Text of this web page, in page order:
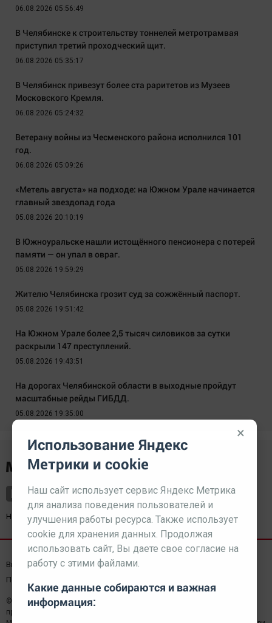
06.08.2026 05:56:49
В Челябинске к строительству тоннелей метротрамвая
приступил третий проходческий щит.
06.08.2026 05:35:17
В Челябинск привезут более ста раритетов из Музеев
Московского Кремля.
06.08.2026 05:24:32
Ветерану войны из Чесменского района исполнился 101
год.
06.08.2026 05:09:26
«Метель августа» на подходе: на Южном Урале начинается
главный звездопад года
05.08.2026 20:10:19
В Южноуральске нашли истощённого пенсионера с потерей
памяти — он упал в овраг.
05.08.2026 19:59:29
Жителю Челябинска грозит суд за сожжённый паспорт.
05.08.2026 19:51:42
На Южном Урале более 2,5 тысяч силовиков за сутки
раскрыли 147 преступлений.
05.08.2026 19:43:51
На дорогах Челябинской области в выходные пройдут
масштабные рейды ГИБДД.
05.08.2026 19:35:00
Наш партнерkurorty-sochi.ru
Выходные данные СМИ Реклама
Пользовательское соглашение
© 2026 МЕДИАЗАВОД — Сайт может содержать контент,
предназначенный для лиц 18+
×
Использование Яндекс
Метрики и cookie
Наш сайт использует сервис Яндекс Метрика
для анализа поведения пользователей и
улучшения работы ресурса. Также использует
cookie для хранения данных. Продолжая
использовать сайт, Вы даете свое согласие на
работу с этими файлами.
Какие данные собираются и важная
информация: